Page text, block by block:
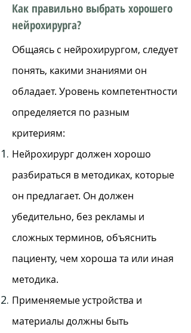
Как правильно выбрать хорошего
нейрохирурга?
Общаясь с нейрохирургом, следует
понять, какими знаниями он
обладает. Уровень компетентности
определяется по разным
критериям:
Нейрохирург должен хорошо
разбираться в методиках, которые
он предлагает. Он должен
убедительно, без рекламы и
сложных терминов, объяснить
пациенту, чем хороша та или иная
методика.
Применяемые устройства и
материалы должны быть